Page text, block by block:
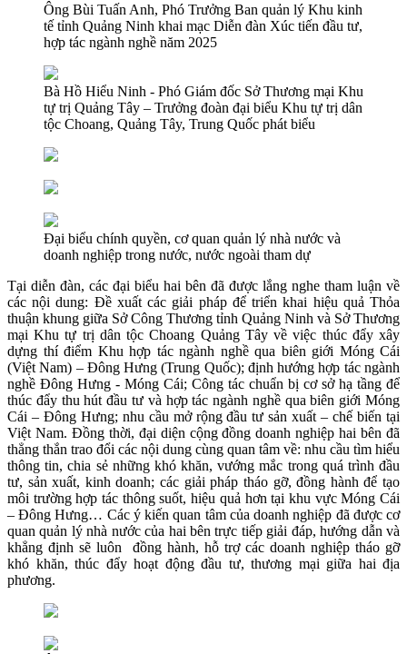
Ông Bùi Tuấn Anh, Phó Trưởng Ban quản lý Khu kinh
tế tỉnh Quảng Ninh khai mạc Diễn đàn Xúc tiến đầu tư,
hợp tác ngành nghề năm 2025
Bà Hồ Hiểu Ninh - Phó Giám đốc Sở Thương mại Khu
tự trị Quảng Tây – Trưởng đoàn đại biểu Khu tự trị dân
tộc Choang, Quảng Tây, Trung Quốc phát biểu
Đại biểu chính quyền, cơ quan quản lý nhà nước và
doanh nghiệp trong nước, nước ngoài tham dự
Tại diễn đàn, các đại biểu hai bên đã được lắng nghe tham luận về
các nội dung: Đề xuất các giải pháp để triển khai hiệu quả Thỏa
thuận khung giữa Sở Công Thương tỉnh Quảng Ninh và Sở Thương
mại Khu tự trị dân tộc Choang Quảng Tây về việc thúc đẩy xây
dựng thí điểm Khu hợp tác ngành nghề qua biên giới Móng Cái
(Việt Nam) – Đông Hưng (Trung Quốc); định hướng hợp tác ngành
nghề Đông Hưng - Móng Cái; Công tác chuẩn bị cơ sở hạ tầng để
thúc đẩy thu hút đầu tư và hợp tác ngành nghề qua biên giới Móng
Cái – Đông Hưng; nhu cầu mở rộng đầu tư sản xuất – chế biến tại
Việt Nam. Đồng thời, đại diện cộng đồng doanh nghiệp hai bên đã
thẳng thắn trao đổi các nội dung cùng quan tâm về: nhu cầu tìm hiểu
thông tin, chia sẻ những khó khăn, vướng mắc trong quá trình đầu
tư, sản xuất, kinh doanh; các giải pháp tháo gỡ, đồng hành để tạo
môi trường hợp tác thông suốt, hiệu quả hơn tại khu vực Móng Cái
– Đông Hưng… Các ý kiến quan tâm của doanh nghiệp đã được cơ
quan quản lý nhà nước của hai bên trực tiếp giải đáp, hướng dẫn và
khẳng định sẽ luôn đồng hành, hỗ trợ các doanh nghiệp tháo gỡ
khó khăn, thúc đẩy hoạt động đầu tư, thương mại giữa hai địa
phương.